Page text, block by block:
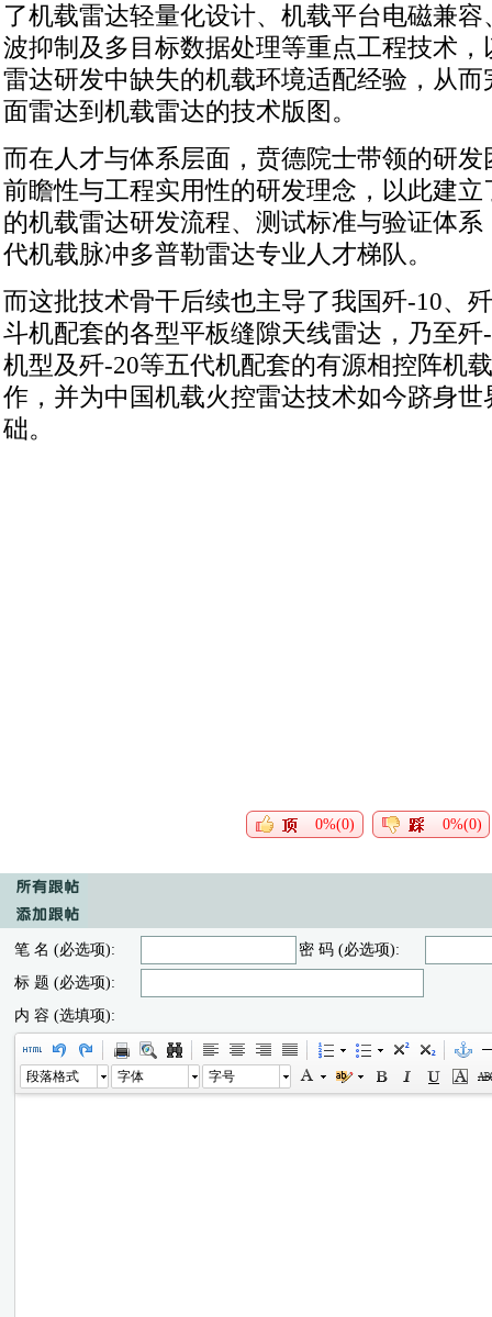
了机载雷达轻量化设计、机载平台电磁兼
波抑制及多目标数据处理等重点工程技术
雷达研发中缺失的机载环境适配经验，从
面雷达到机载雷达的技术版图。
而在人才与体系层面，贲德院士带领的研
前瞻性与工程实用性的研发理念，以此建
的机载雷达研发流程、测试标准与验证体
代机载脉冲多普勒雷达专业人才梯队。
而这批技术骨干后续也主导了我国歼-10、
斗机配套的各型平板缝隙天线雷达，乃至歼
机型及歼-20等五代机配套的有源相控阵机
作，并为中国机载火控雷达技术如今跻身
础。
0%(0) 0%(0)
笔 名 (必选项):
密 码 (必选项):
标 题 (必选项):
内 容 (选填项):
段落格式 字体 字号